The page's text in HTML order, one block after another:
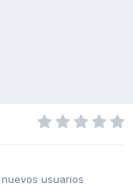
usuarios